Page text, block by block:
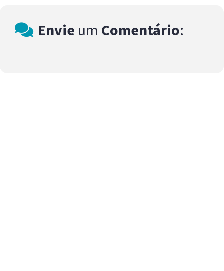
Envie um Comentário: